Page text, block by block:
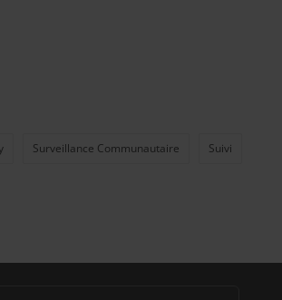
Surveillance Communautaire Suivi